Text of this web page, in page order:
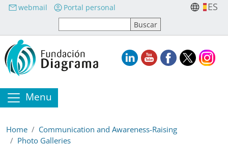
Skip to main content
webmail Portal personal ES
Menu
Home
Communication and Awareness-Raising
Photo Galleries